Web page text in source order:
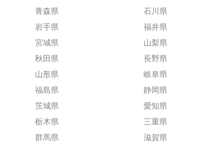
青森県
岩手県
宮城県
秋田県
山形県
福島県
茨城県
栃木県
群馬県
石川県
福井県
山梨県
長野県
岐阜県
静岡県
愛知県
三重県
滋賀県